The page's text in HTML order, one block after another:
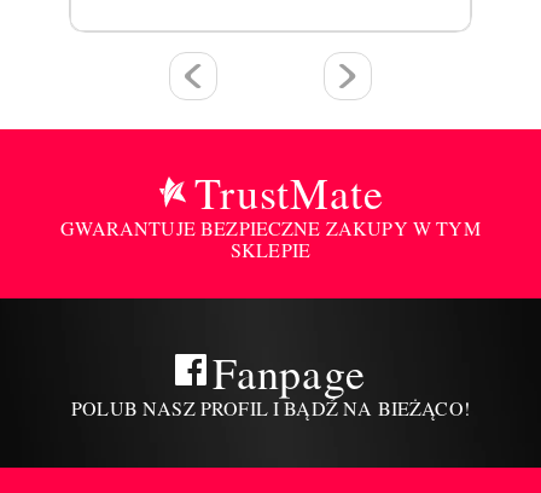
TrustMate
GWARANTUJE BEZPIECZNE ZAKUPY W TYM
SKLEPIE
Fanpage
POLUB NASZ PROFIL I BĄDŹ NA BIEŻĄCO!